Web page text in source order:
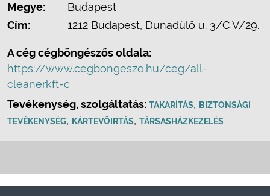
Megye:
Budapest
Cím:
1212 Budapest, Dunadűlő u. 3/C V/29.
A cég cégböngészős oldala:
https://www.cegbongeszo.hu/ceg/all-
cleanerkft-c
Tevékenység, szolgáltatás: TAKARÍTÁS, BIZTONSÁGI
TEVÉKENYSÉG, KÁRTEVŐIRTÁS, TÁRSASHÁZKEZELÉS